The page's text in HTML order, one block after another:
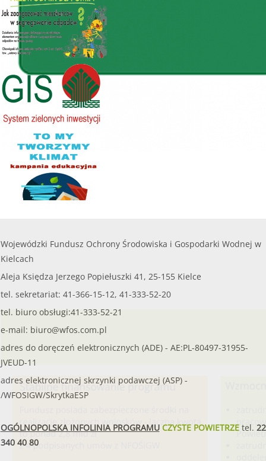
kwoty naboru.
zł
........
czytaj więcej...
lub do czasu wyczerpania kwoty naboru.
Kwota naboru na 2025r. na zadania bieżące:
000,00 zł
Maksymalna kwota dofinansowania na jedno
przedsięwzięcie objęte wnioskiem nie może
przekroczyć8 000,00 zł.
......
czytaj więcej...
Wojewódzki Fundusz Ochrony Środowiska i Gospodarki Wodnej w
Kielcach
Aleja Księdza Jerzego Popiełuszki 41, 25-155 Kielce
tel. sekretariat: 41-366-15-12, 41-333-52-20
tel. biuro obsługi:41-333-52-21
e-mail: biuro@wfos.com.pl
adres do doręczeń elektronicznych (ADE) - AE:PL-80497-31955-
JVEUD-11
adres elektronicznej skrzynki podawczej (ASP) -
/WFOSIGW/SkrytkaESP
OGÓLNOPOLSKA INFOLINIA PROGRAMUCZYSTE POWIETRZEtel. 22
340 40 80